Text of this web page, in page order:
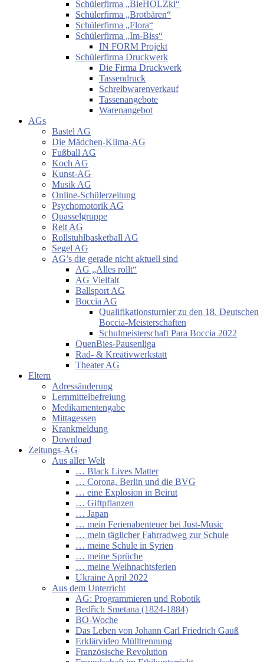
Schülerfirma „BieHOLZki“
Schülerfirma „Brotbären“
Schülerfirma „Flora“
Schülerfirma „Im-Biss“
IN FORM Projekt
Schülerfirma Druckwerk
Die Firma Druckwerk
Tassendruck
Schreibwarenverkauf
Tassenangebote
Warenangebot
AGs
Bastel AG
Die Mädchen-Klima-AG
Fußball AG
Koch AG
Kunst-AG
Musik AG
Online-Schülerzeitung
Psychomotorik AG
Quasselgruppe
Reit AG
Rollstuhlbasketball AG
Segel AG
AG’s die gerade nicht aktuell sind
AG „Alles rollt“
AG Vielfalt
Ballsport AG
Boccia AG
Qualifikationsturnier zu den 18. Deutschen
Boccia-Meisterschaften
Schulmeisterschaft Para Boccia 2022
QuenBies-Pausenliga
Rad- & Kreativwerkstatt
Theater AG
Eltern
Adressänderung
Lernmittelbefreiung
Medikamentengabe
Mittagessen
Krankmeldung
Download
Zeitungs-AG
Aus aller Welt
… Black Lives Matter
… Corona, Berlin und die BVG
… eine Explosion in Beirut
… Giftpflanzen
… Japan
… mein Ferienabenteuer bei Just-Music
… mein täglicher Fahrradweg zur Schule
… meine Schule in Syrien
… meine Sprüche
… meine Weihnachtsferien
Ukraine April 2022
Aus dem Unterricht
AG: Programmieren und Robotik
Bedřich Smetana (1824-1884)
BO-Woche
Das Leben von Johann Carl Friedrich Gauß
Erklärvideo Mülltrennung
Französische Revolution